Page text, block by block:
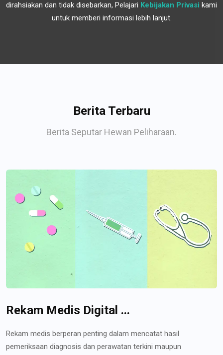
dirahsiakan dan tidak disebarkan, Pelajari Kebijakan Privasi kami
untuk memberi informasi lebih lanjut.
Berita Terbaru
Berita Seputar Hewan Peliharaan.
Rekam Medis Digital ...
Rekam medis berperan penting dalam mencatat hasil
pemeriksaan diagnosis dan perawatan terkini maupun